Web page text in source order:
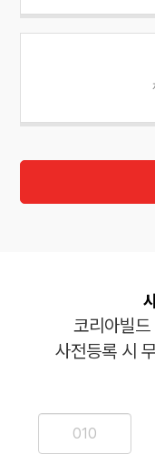
코리아빌
사전등록 시